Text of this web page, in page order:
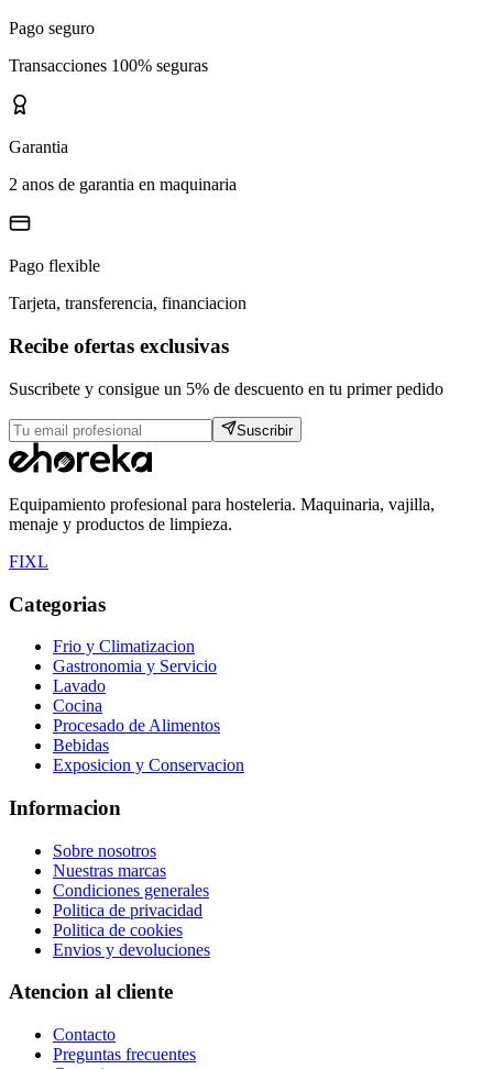
Pago seguro
Transacciones 100% seguras
Garantia
2 anos de garantia en maquinaria
Pago flexible
Tarjeta, transferencia, financiacion
Recibe ofertas exclusivas
Suscribete y consigue un 5% de descuento en tu primer pedido
Suscribir
Equipamiento profesional para hosteleria. Maquinaria, vajilla,
menaje y productos de limpieza.
FIXL
Categorias
Frio y Climatizacion
Gastronomia y Servicio
Lavado
Cocina
Procesado de Alimentos
Bebidas
Exposicion y Conservacion
Informacion
Sobre nosotros
Nuestras marcas
Condiciones generales
Politica de privacidad
Politica de cookies
Envios y devoluciones
Atencion al cliente
Contacto
Preguntas frecuentes